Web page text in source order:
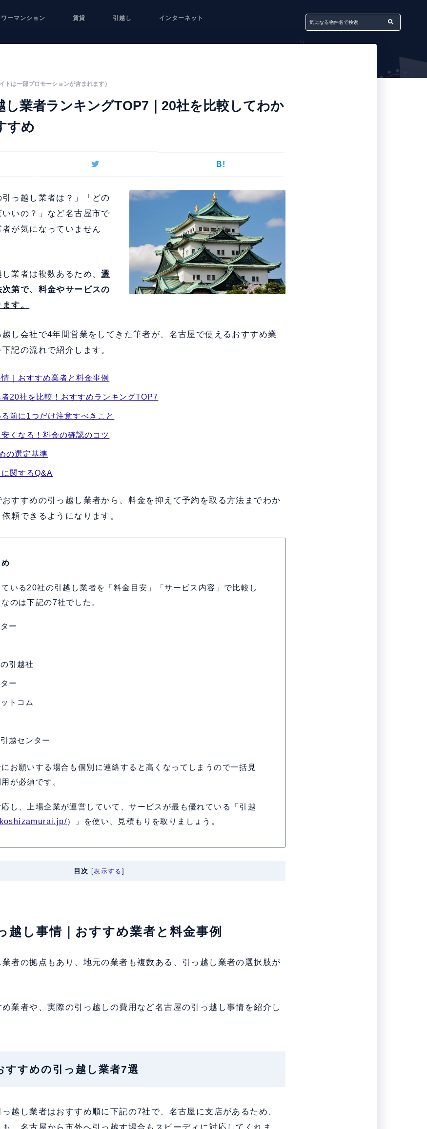
ワーマンション 賃貸 引越し インターネット
イトは一部プロモーションが含まれます）
し業者ランキングTOP7｜20社を比較してわか
すめ
B!
引っ越し業者は？」「どの
いの？」など名古屋市で
が気になっていません
業者は複数あるため、選
第で、料金やサービスの
す。
し会社で4年間営業をしてきた筆者が、名古屋で使えるおすすめ業
記の流れで紹介します。
｜おすすめ業者と料金事例
20社を比較！おすすめランキングTOP7
前に1つだけ注意すべきこと
くなる！料金の確認のコツ
の選定基準
関するQ&A
すすめの引っ越し業者から、料金を抑えて予約を取る方法までわか
頼できるようになります。
いる20社の引越し業者を「料金目安」「サービス内容」で比較し
のは下記の7社でした。
ー
引越社
ー
トコム
越センター
お願いする場合も個別に連絡すると高くなってしまうので一括見
が必須です。
応し、上場企業が運営していて、サービスが最も優れている「引越
）」を使い、見積もりを取りましょう。
目次 [表示する ]
越し事情｜おすすめ業者と料金事例
者の拠点もあり、地元の業者も複数ある、引っ越し業者の選択肢が
業者や、実際の引っ越しの費用など名古屋の引っ越し事情を紹介し
すすめの引っ越し業者7選
越し業者はおすすめ順に下記の7社で、名古屋に支店があるため、